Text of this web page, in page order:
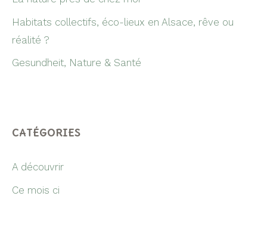
Habitats collectifs, éco-lieux en Alsace, rêve ou
réalité ?
Gesundheit, Nature & Santé
CATÉGORIES
A découvrir
Ce mois ci